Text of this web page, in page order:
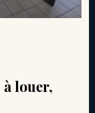
à louer,